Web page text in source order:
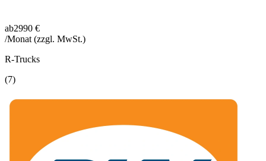
ab2990 €
/Monat (zzgl. MwSt.)
R-Trucks
(7)